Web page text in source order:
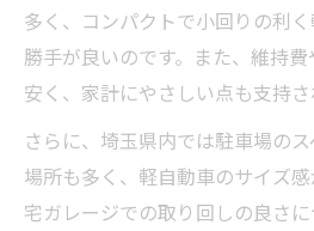
多く、コンパクトで小回りの利
勝手が良いのです。また、維持
安く、家計にやさしい点も支持さ
さらに、埼玉県内では駐車場の
場所も多く、軽自動車のサイズ
宅ガレージでの取り回しの良さ